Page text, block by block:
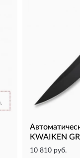
KWAIKEN
10 810 руб.